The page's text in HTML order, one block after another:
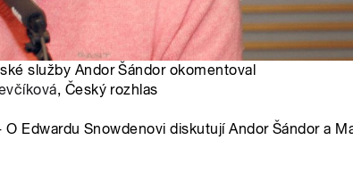
služby Andor Šándor okomentoval
, Český rozhlas
Edwardu Snowdenovi diskutují Andor Šándor a